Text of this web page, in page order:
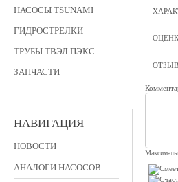
НАСОСЫ TSUNAMI
ГИДРОСТРЕЛКИ
ТРУБЫ ТВЭЛ ПЭКС
ЗАПЧАСТИ
НАВИГАЦИЯ
НОВОСТИ
АНАЛОГИ НАСОСОВ